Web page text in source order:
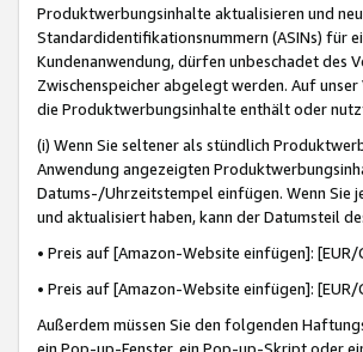
Produktwerbungsinhalte aktualisieren und
Standardidentifikationsnummern (ASINs) für
Kundenanwendung, dürfen unbeschadet des
Zwischenspeicher abgelegt werden. Auf
die Produktwerbungsinhalte enthält oder
(i) Wenn Sie seltener als stündlich
Anwendung angezeigten
Datums-/Uhrzeitstempel einfügen. Wenn Sie
und aktualisiert haben, kann der Datumsteil
• Preis auf [Amazon-Website einfügen]:
• Preis auf [Amazon-Website einfügen]:
Außerdem müssen Sie den folgenden
ein Pop-up-Fenster, ein Pop-up-Skript oder